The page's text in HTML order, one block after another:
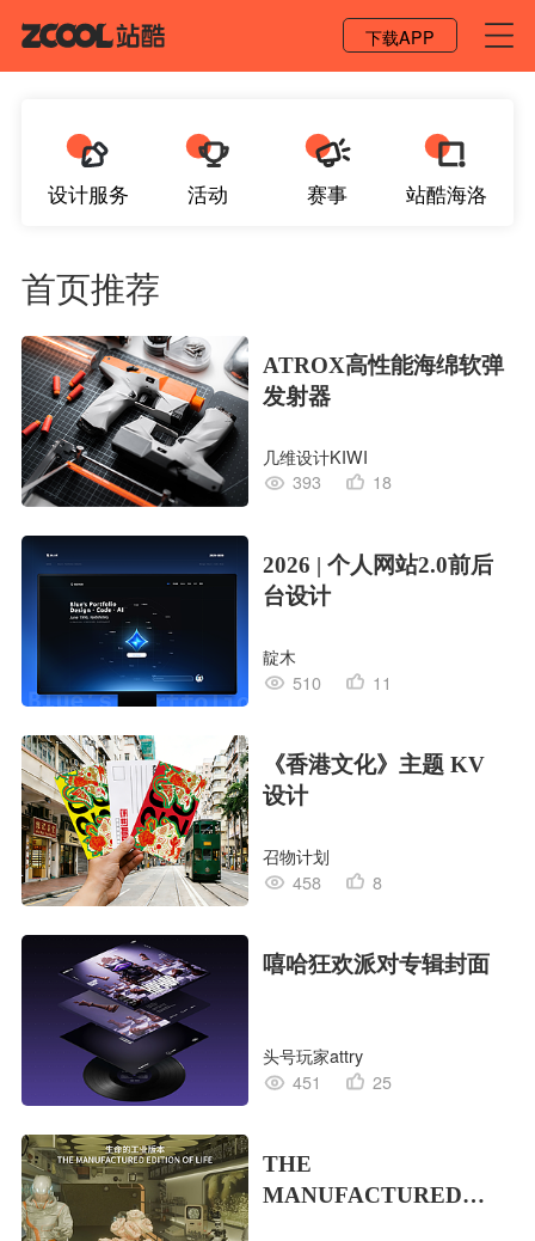
下载APP
设计服务 活动 赛事 站酷海洛
首页推荐
ATROX高性能海绵软弹
发射器
几维设计KIWI
393
18
2026 | 个人网站2.0前后
台设计
靛木
510
11
《香港文化》主题 KV
设计
召物计划
458
8
嘻哈狂欢派对专辑封面
头号玩家attry
451
25
THE
MANUFACTURED